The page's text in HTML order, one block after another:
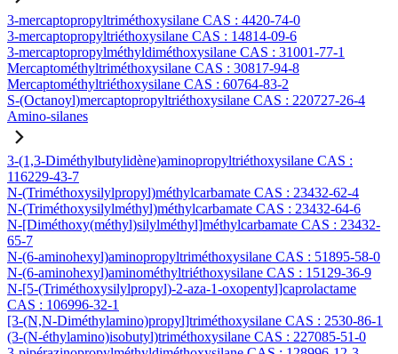
3-mercaptopropyltriméthoxysilane CAS : 4420-74-0
3-mercaptopropyltriéthoxysilane CAS : 14814-09-6
3-mercaptopropylméthyldiméthoxysilane CAS : 31001-77-1
Mercaptométhyltriméthoxysilane CAS : 30817-94-8
Mercaptométhyltriéthoxysilane CAS : 60764-83-2
S-(Octanoyl)mercaptopropyltriéthoxysilane CAS : 220727-26-4
Amino-silanes
3-(1,3-Diméthylbutylidène)aminopropyltriéthoxysilane CAS :
116229-43-7
N-(Triméthoxysilylpropyl)méthylcarbamate CAS : 23432-62-4
N-(Triméthoxysilylméthyl)méthylcarbamate CAS : 23432-64-6
N-[Diméthoxy(méthyl)silylméthyl]méthylcarbamate CAS : 23432-
65-7
N-(6-aminohexyl)aminopropyltriméthoxysilane CAS : 51895-58-0
N-(6-aminohexyl)aminométhyltriéthoxysilane CAS : 15129-36-9
N-[5-(Triméthoxysilylpropyl)-2-aza-1-oxopentyl]caprolactame
CAS : 106996-32-1
[3-(N,N-Diméthylamino)propyl]triméthoxysilane CAS : 2530-86-1
(3-(N-éthylamino)isobutyl)triméthoxysilane CAS : 227085-51-0